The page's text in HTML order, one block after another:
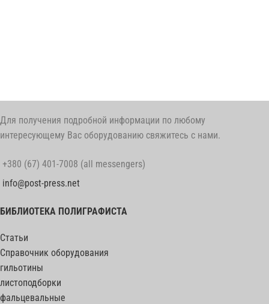
Для получения подробной информации по любому
интересующему Вас оборудованию свяжитесь с нами.
+380 (67) 401-7008 (all messengers)
info@post-press.net
БИБЛИОТЕКА ПОЛИГРАФИСТА
Статьи
Справочник оборудования
гильотины
листоподборки
фальцевальные